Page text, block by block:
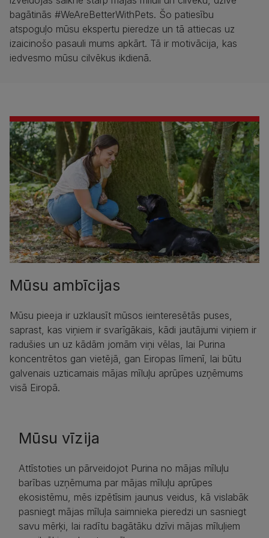
bagātinās #WeAreBetterWithPets. Šo patiesību
atspoguļo mūsu ekspertu pieredze un tā attiecas uz
izaicinošo pasauli mums apkārt. Tā ir motivācija, kas
iedvesmo mūsu cilvēkus ikdienā.
Mūsu ambīcijas
Mūsu pieeja ir uzklausīt mūsos ieinteresētās puses,
saprast, kas viņiem ir svarīgākais, kādi jautājumi viņiem ir
radušies un uz kādām jomām viņi vēlas, lai Purina
koncentrētos gan vietējā, gan Eiropas līmenī, lai būtu
galvenais uzticamais mājas mīluļu aprūpes uzņēmums
visā Eiropā.
Mūsu vīzija
Attīstoties un pārveidojot Purina no mājas mīluļu
barības uzņēmuma par mājas mīluļu aprūpes
ekosistēmu, mēs izpētīsim jaunus veidus, kā vislabāk
pasniegt mājas mīluļa saimnieka pieredzi un sasniegt
savu mērķi, lai radītu bagātāku dzīvi mājas mīluļiem